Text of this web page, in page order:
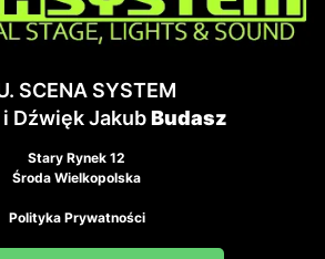
SCENA SYSTEM
i Dźwięk JakubBudasz
Stary Rynek 12
Środa Wielkopolska
Polityka Prywatności